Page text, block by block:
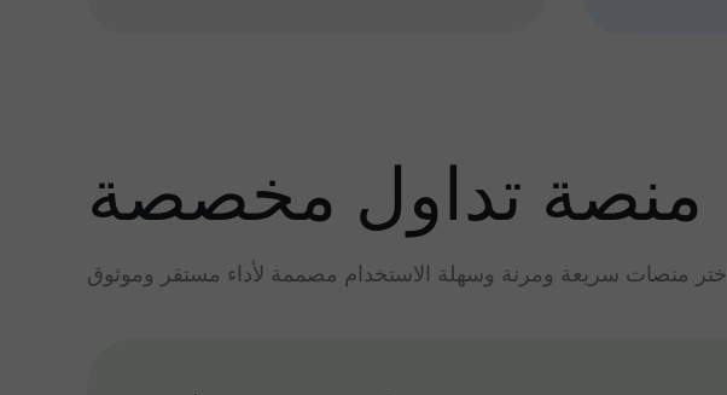
منصة تداول مخصصة
اختر منصات سريعة ومرنة وسهلة الاستخدام مصممة لأداء مستقر وموثوق